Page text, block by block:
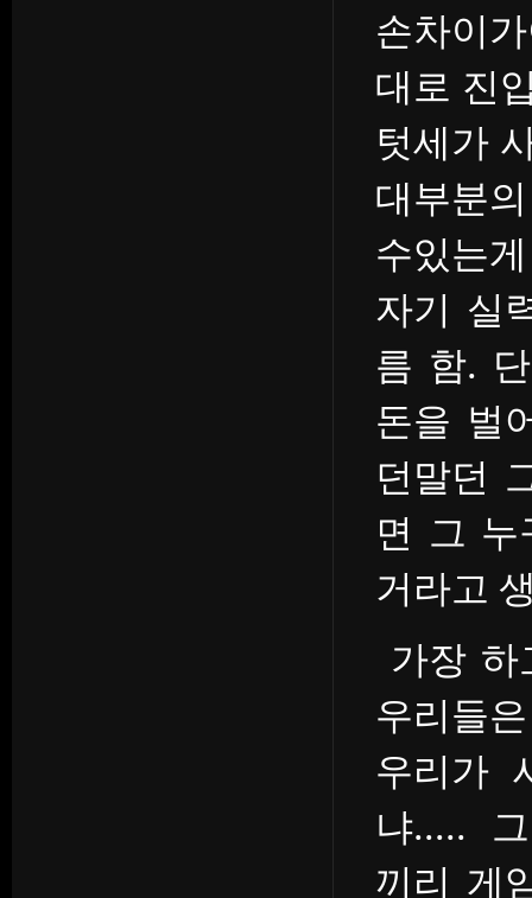
손차이
대로 진
텃세가
대부분
수있는
자기 실
름 함.
돈을 벌
던말던
면 그 누
거라고
가장
우리들
우리가
냐.....
끼리 게